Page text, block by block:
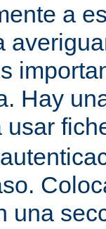
a
Hay
usar
una